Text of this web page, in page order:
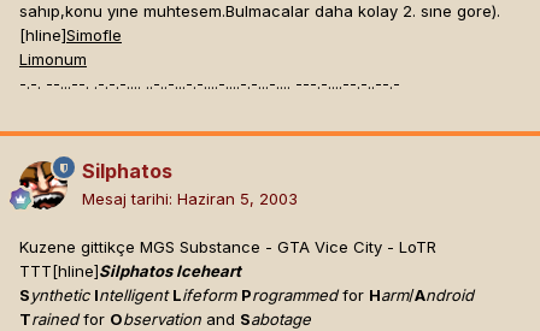
sahıp,konu yıne muhtesem.Bulmacalar daha kolay 2. sıne gore).
[hline]Simofle
Limonum
-.-. --...--. .-.-.-.... ..-..-...-.-....-....-.-...-.... ---.-....--.-..--.-
Silphatos
Mesaj tarihi: Haziran 5, 2003
Kuzene gittikçe MGS Substance - GTA Vice City - LoTR
TTT[hline]Silphatos Iceheart
Synthetic Intelligent Lifeform Programmedfor Harm/Android
Trainedfor Observation and Sabotage